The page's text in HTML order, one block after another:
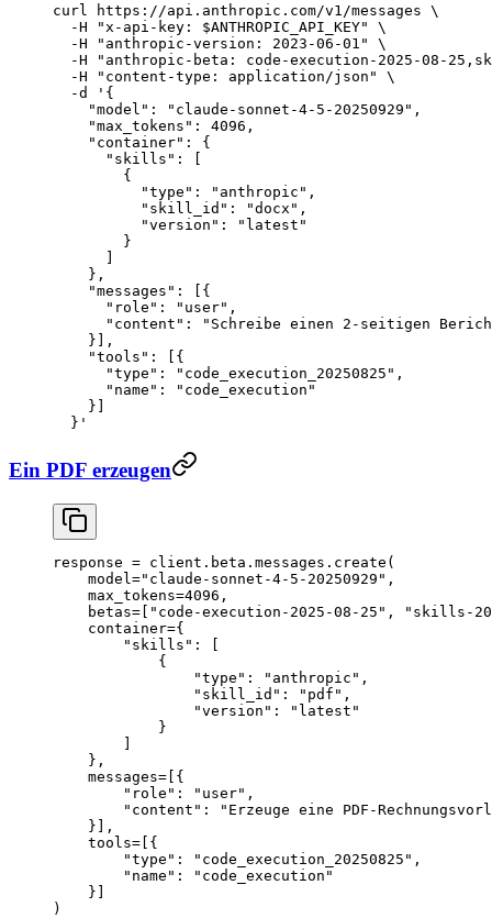
curl https://api.anthropic.com/v1/messages \
  -H
"x-api-key: $ANTHROPIC_API_KEY"
\
  -H
"anthropic-version: 2023-06-01"
\
  -H
"anthropic-beta: code-execution-2025-08-
  -H
"content-type: application/json"
\
  -d
'{
    "model": "claude-sonnet-4-5-20250929",
    "max_tokens": 4096,
    "container": {
      "skills": [
        {
          "type": "anthropic",
          "skill_id": "docx",
          "version": "latest"
        }
      ]
    },
    "messages": [{
      "role": "user",
"content": "Schreibe einen 2-seitigen
    }],
    "tools": [{
      "type": "code_execution_20250825",
      "name": "code_execution"
    }]
  }'
Ein PDF erzeugen
response = client.beta.messages.create(
    model
="claude-sonnet-4-5-20250929" ,
    max_tokens
=4096 ,
    betas
= "code-execution-2025-08-25" ,
"skills-
    container
={
        "skills"
: [
            {
                "type"
: "anthropic" ,
                "skill_id"
: "pdf" ,
                "version"
:
"latest"
            }
    },
    messages
= [{
        "role"
: "user" ,
        "content"
:
"Erzeuge eine PDF-
    }],
    tools
= [{
        "type"
: "code_execution_20250825" ,
        "name"
:
"code_execution"
    }]
)